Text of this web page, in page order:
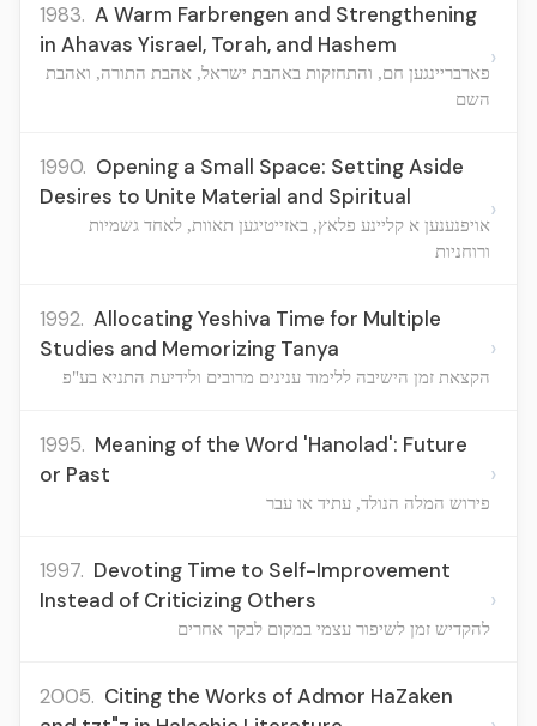
1983. A Warm Farbrengen and Strengthening
in Ahavas Yisrael, Torah, and Hashem
פארבריינגען חם, והתחזקות באהבת ישראל, אהבת התורה, ואהבת
השם
›
1990. Opening a Small Space: Setting Aside
Desires to Unite Material and Spiritual
אויפנענען א קליינע פלאץ, באזייטיגען תאוות, לאחד גשמיות
ורוחניות
›
1992. Allocating Yeshiva Time for Multiple
Studies and Memorizing Tanya
הקצאת זמן הישיבה ללימוד ענינים מרובים ולידיעת התניא בע"פ
›
1995. Meaning of the Word 'Hanolad': Future
or Past
פירוש המלה הנולד, עתיד או עבר
›
1997. Devoting Time to Self-Improvement
Instead of Criticizing Others
להקדיש זמן לשיפור עצמי במקום לבקר אחרים
›
2005. Citing the Works of Admor HaZaken